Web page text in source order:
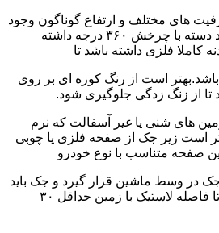
های مختلف و ارتفاع گوناگون وجود
دارد.یک جک سوسماری باید دسته با چرخش ۳۶۰ درجه داشته
کاملا فلزی داشته باشد تا
باشد.بهتر است از رنگ کوره ای بر روی
تا از زنگ زدگی جلوگیری شود.
های شنی یا غیر آسفالت که نرم
است زیر جک از صفحه فلزی یا چوبی
صفحه متناسب با نوع خودرو
در وسط ماشین قرار گیرد و جک باید
خودرو را به نحوی بالا ببرد تا فاصله لاستیک با زمین حداقل ۳۰